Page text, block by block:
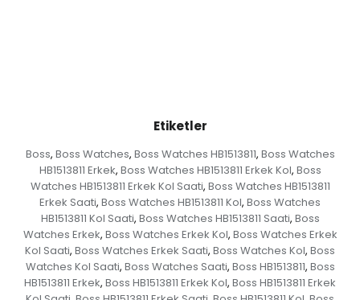
Etiketler
Boss, Boss Watches, Boss Watches HB1513811, Boss Watches
HB1513811 Erkek, Boss Watches HB1513811 Erkek Kol, Boss
Watches HB1513811 Erkek Kol Saati, Boss Watches HB1513811
Erkek Saati, Boss Watches HB1513811 Kol, Boss Watches
HB1513811 Kol Saati, Boss Watches HB1513811 Saati, Boss
Watches Erkek, Boss Watches Erkek Kol, Boss Watches Erkek
Kol Saati, Boss Watches Erkek Saati, Boss Watches Kol, Boss
Watches Kol Saati, Boss Watches Saati, Boss HB1513811, Boss
HB1513811 Erkek, Boss HB1513811 Erkek Kol, Boss HB1513811 Erkek